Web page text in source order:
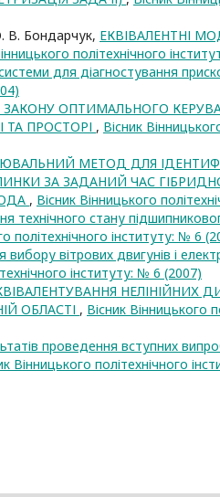
В. Бондарчук, ЕКВІВАЛЕНТНІ
політехнічного
для діагностування
ЗАКОНУ ОПТИМАЛЬНОГО
ТА ПРОСТОРІ , Вісник
МЕТОД ДЛЯ
ЗА ЗАДАНИЙ ЧАС
, Вісник Вінницького
технічного стану
політехнічного інституту: № 6
вітрових двигунів і
інституту: № 6 (2007)
НЕЛІНІЙНИХ
ОБЛАСТІ , Вісник Вінницького
проведення вступних
Вінницького політехнічного